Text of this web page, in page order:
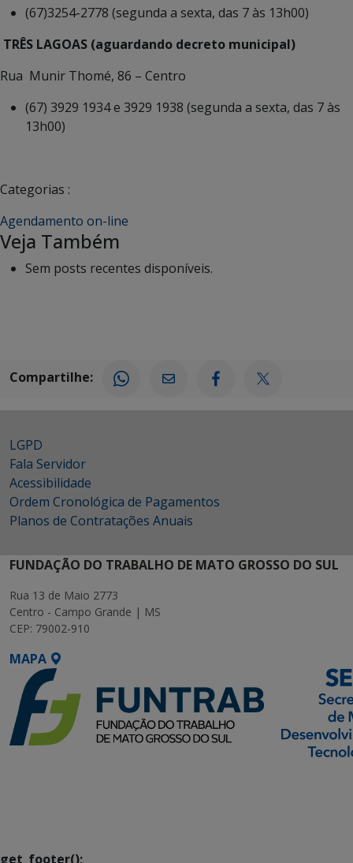
(67)3254-2778 (segunda a sexta, das 7 às 13h00)
TRÊS LAGOAS (aguardando decreto municipal)
Rua Munir Thomé, 86 – Centro
(67) 3929 1934 e 3929 1938 (segunda a sexta, das 7 às
13h00)
Categorias :
Agendamento on-line
Veja Também
Sem posts recentes disponíveis.
Compartilhe:
LGPD
Fala Servidor
Acessibilidade
Ordem Cronológica de Pagamentos
Planos de Contratações Anuais
FUNDAÇÃO DO TRABALHO DE MATO GROSSO DO SUL
Rua 13 de Maio 2773
Centro - Campo Grande | MS
CEP: 79002-910
MAPA
get_footer();